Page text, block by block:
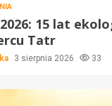
15 lat
Tatr
3 sierpnia 2026 33